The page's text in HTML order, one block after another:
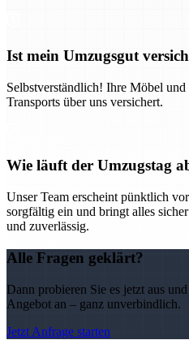
Ist mein Umzugsgut
Selbstverständlich! Ihre Möbel
Transports über uns versichert.
Wie läuft der Umzugstag
Unser Team erscheint pünktlich
sorgfältig ein und bringt alles
und zuverlässig.
Alle Fragen geklärt?
Dann probieren Sie es jetzt aus
Angebot an – ganz unverbindlich.
Jetzt Anfrage starten